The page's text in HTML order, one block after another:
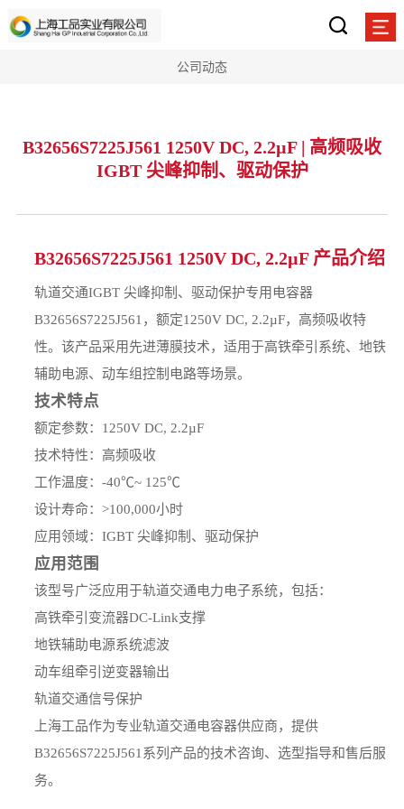
公司动态
B32656S7225J561 1250V DC, 2.2µF | 高频吸收
IGBT 尖峰抑制、驱动保护
B32656S7225J561 1250V DC, 2.2µF 产品介绍
轨道交通IGBT 尖峰抑制、驱动保护专用电容器
B32656S7225J561，额定1250V DC, 2.2µF，高频吸收特
性。该产品采用先进薄膜技术，适用于高铁牵引系统、地铁
辅助电源、动车组控制电路等场景。
技术特点
额定参数：1250V DC, 2.2µF
技术特性：高频吸收
工作温度：-40℃~ 125℃
设计寿命：>100,000小时
应用领域：IGBT 尖峰抑制、驱动保护
应用范围
该型号广泛应用于轨道交通电力电子系统，包括：
高铁牵引变流器DC-Link支撑
地铁辅助电源系统滤波
动车组牵引逆变器输出
轨道交通信号保护
上海工品作为专业轨道交通电容器供应商，提供
B32656S7225J561系列产品的技术咨询、选型指导和售后服
务。